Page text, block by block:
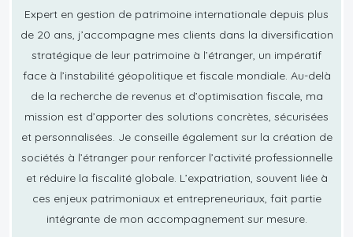
Expert en gestion de patrimoine internationale depuis plus
de 20 ans, j’accompagne mes clients dans la diversification
stratégique de leur patrimoine à l’étranger, un impératif
face à l’instabilité géopolitique et fiscale mondiale. Au-delà
de la recherche de revenus et d’optimisation fiscale, ma
mission est d’apporter des solutions concrètes, sécurisées
et personnalisées. Je conseille également sur la création de
sociétés à l’étranger pour renforcer l’activité professionnelle
et réduire la fiscalité globale. L’expatriation, souvent liée à
ces enjeux patrimoniaux et entrepreneuriaux, fait partie
intégrante de mon accompagnement sur mesure.